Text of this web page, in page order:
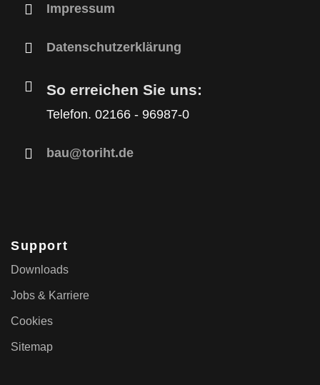
Impressum
Datenschutzerklärung
So erreichen Sie uns:
Telefon. 02166 - 96987-0
bau@toriht.de
Support
Downloads
Jobs & Karriere
Cookies
Sitemap